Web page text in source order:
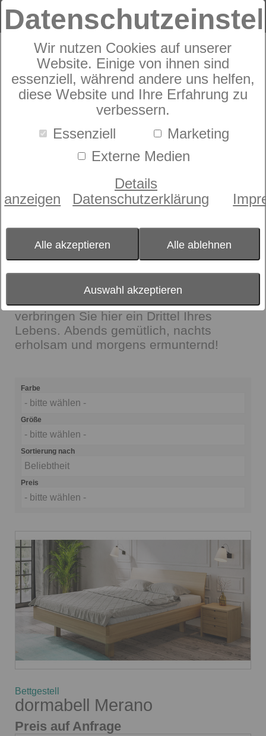
Wir nutzen Cookies auf unserer
Website. Einige von ihnen sind
essenziell, während andere uns helfen,
diese Website und Ihre Erfahrung zu
verbessern.
Essenziell
Marketing
Externe Medien
Details
anzeigen
Datenschutzerklärung
Alle akzeptieren Alle ablehnen
Auswahl akzeptieren
Produkte Schlafraummöbel
dormabell Bett-
Collection
4 Produkte
dormabell Bett-
Collection
Schöner schlafen mit vielen attraktiven
Bett-Ideen. Veränderte
dass das Schlafzimmer heute nicht nur
zum Schlafen genutzt wird. Aus diesem
an die Wertigkeit des Bettes. dormabell
Betten gibt es in unterschiedlichen
Ausführungen: z.B. Designbetten,
Seniorenbetten, moderne
Massivholzbetten. Gönnen Sie sich eine
schöne Schlafumgebung, denn immerhin
verbringen Sie hier ein Drittel Ihres
Lebens. Abends gemütlich, nachts
erholsam und morgens ermunternd!
Farbe
- bitte wählen -
Größe
- bitte wählen -
Sortierung nach
Beliebtheit
Preis
- bitte wählen -
Bettgestell
dormabell Merano
Preis auf Anfrage